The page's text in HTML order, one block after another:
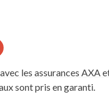
Cliquez
pour
Google+
dans
les assurances AXA
sont pris en garanti.